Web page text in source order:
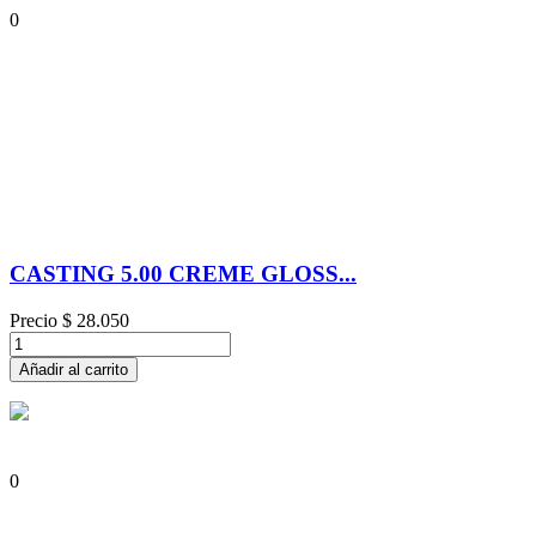
0
CASTING 5.00 CREME GLOSS...
Precio $ 28.050
Añadir al carrito
0